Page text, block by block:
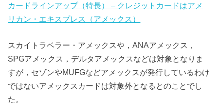
カードラインアップ（特長） – クレジットカードはアメ
リカン・エキスプレス（アメックス）
スカイトラベラー・アメックスや，ANAアメックス，
SPGアメックス，デルタアメックスなどは対象となりま
すが，セゾンやMUFGなどアメックスが発行しているわけ
ではないアメックスカードは対象外となるとのことでし
た。